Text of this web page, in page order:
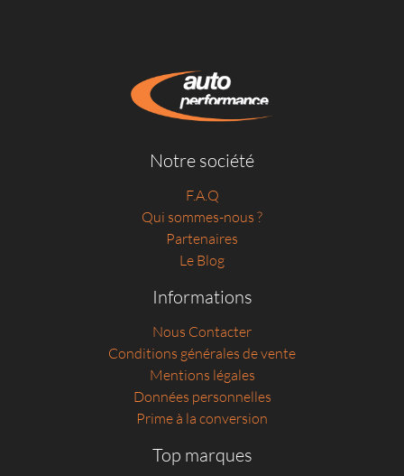
Notre société
F.A.Q
Qui sommes-nous ?
Partenaires
Le Blog
Informations
Nous Contacter
Conditions générales de vente
Mentions légales
Données personnelles
Prime à la conversion
Top marques